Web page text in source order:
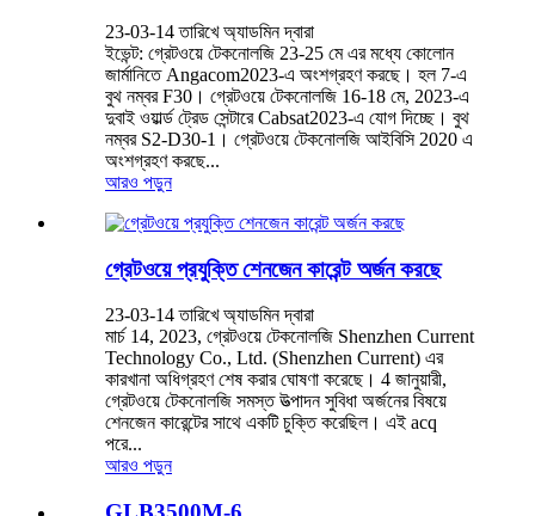
23-03-14 তারিখে অ্যাডমিন দ্বারা
ইভেন্ট: গ্রেটওয়ে টেকনোলজি 23-25 ​​মে এর মধ্যে কোলোন
জার্মানিতে Angacom2023-এ অংশগ্রহণ করছে। হল 7-এ
বুথ নম্বর F30। গ্রেটওয়ে টেকনোলজি 16-18 মে, 2023-এ
দুবাই ওয়ার্ল্ড ট্রেড সেন্টারে Cabsat2023-এ যোগ দিচ্ছে। বুথ
নম্বর S2-D30-1। গ্রেটওয়ে টেকনোলজি আইবিসি 2020 এ
অংশগ্রহণ করছে...
আরও পড়ুন
গ্রেটওয়ে প্রযুক্তি শেনজেন কারেন্ট অর্জন করছে
23-03-14 তারিখে অ্যাডমিন দ্বারা
মার্চ 14, 2023, গ্রেটওয়ে টেকনোলজি Shenzhen Current
Technology Co., Ltd. (Shenzhen Current) এর
কারখানা অধিগ্রহণ শেষ করার ঘোষণা করেছে। 4 জানুয়ারী,
গ্রেটওয়ে টেকনোলজি সমস্ত উত্পাদন সুবিধা অর্জনের বিষয়ে
শেনজেন কারেন্টের সাথে একটি চুক্তি করেছিল। এই acq
পরে...
আরও পড়ুন